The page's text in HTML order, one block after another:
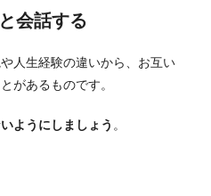
会話する
人生経験の違いから、お互い
があるものです。
ようにしましょう 。